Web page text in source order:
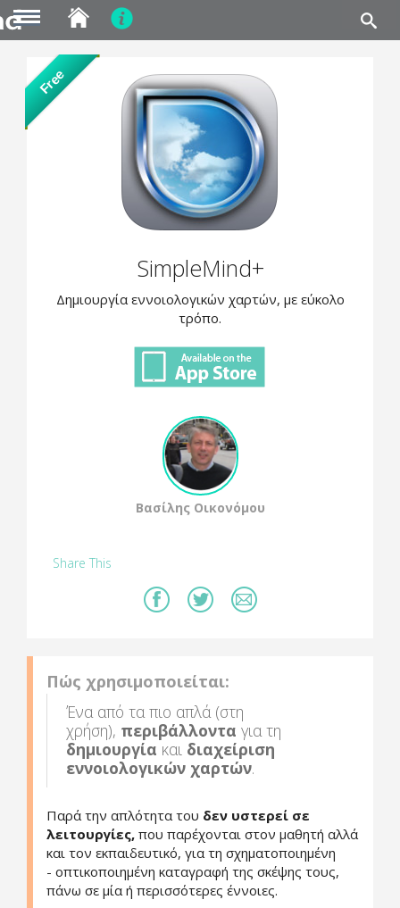
content
Free
SimpleMind+
Δημιουργία εννοιολογικών χαρτών, με εύκολο
τρόπο.
Βασίλης Οικονόμου
Share This
Πώς χρησιμοποιείται:
Ένα από τα πιο απλά (στη
χρήση), περιβάλλοντα για τη
δημιουργία και διαχείριση
εννοιολογικών χαρτών.
Παρά την απλότητα του δεν υστερεί σε
λειτουργίες, που παρέχονται στον μαθητή αλλά
και τον εκπαιδευτικό, για τη σχηματοποιημένη
- οπτικοποιημένη καταγραφή της σκέψης τους,
πάνω σε μία ή περισσότερες έννοιες.